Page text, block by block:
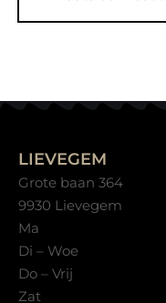
LIEVEGEM
Grote baan 364
9930 Lievegem
Ma
Di – Woe
Do – Vrij
Zat